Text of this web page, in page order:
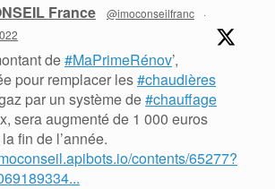
France @imoconseilfranc
·
de#MaPrimeRénov’,
pour remplacer les#chaudières
par un système de#chauffage
sera augmenté de 1 000 euros
fin de l’année.
contents/65277?